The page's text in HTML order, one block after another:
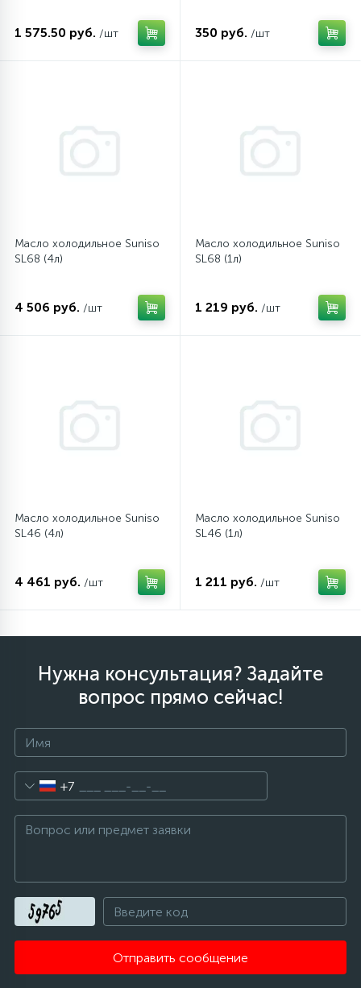
Сливные фильтры
45
Стекла люка
Таходатчики
ТЭНы (нагревательные элементы)
90
Шкивы барабана
Шланги слива
Щетки двигателя
1 575.50 руб. /шт 350 руб. /шт
Масло холодильное Suniso
SL68 (4л)
4 506 руб. /шт
Масло холодильное Suniso
SL68 (1л)
1 219 руб. /шт
Масло холодильное Suniso
SL46 (4л)
4 461 руб. /шт
Масло холодильное Suniso
SL46 (1л)
1 211 руб. /шт
Нужна консультация? Задайте
вопрос прямо сейчас!
+7
Отправить сообщение